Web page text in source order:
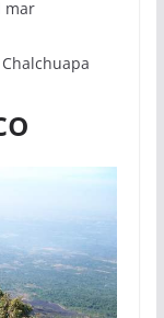
mar